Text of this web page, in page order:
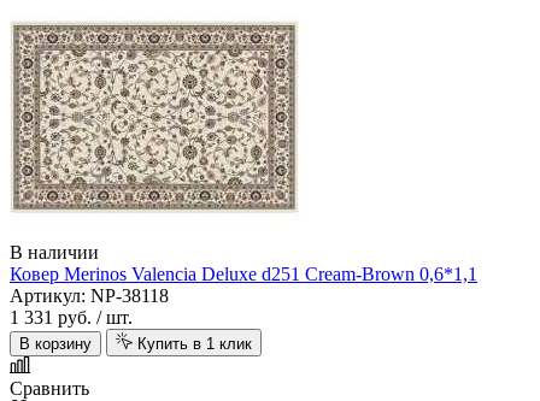
В наличии
Ковер Merinos Valencia Deluxe d251 Cream-Brown 0,6*1,1
Артикул: NP-38118
1 331 руб. / шт.
В корзину Купить в 1 клик
Сравнить